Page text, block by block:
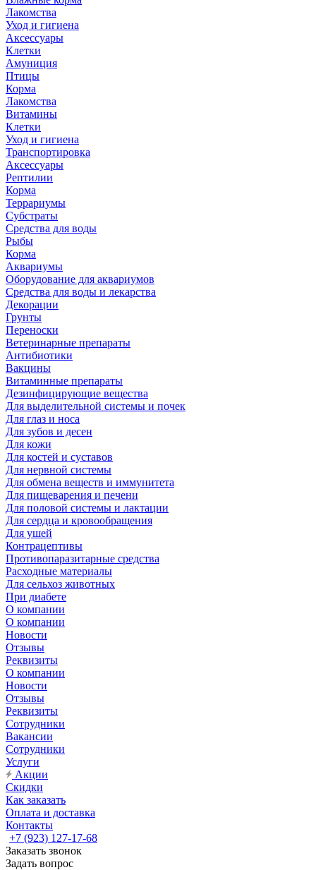
Лакомства
Уход и гигиена
Аксессуары
Клетки
Амуниция
Птицы
Корма
Лакомства
Витамины
Клетки
Уход и гигиена
Транспортировка
Аксессуары
Рептилии
Корма
Террариумы
Субстраты
Средства для воды
Рыбы
Корма
Аквариумы
Оборудование для аквариумов
Средства для воды и лекарства
Декорации
Грунты
Переноски
Ветеринарные препараты
Антибиотики
Вакцины
Витаминные препараты
Дезинфицирующие вещества
Для выделительной системы и почек
Для глаз и носа
Для зубов и десен
Для кожи
Для костей и суставов
Для нервной системы
Для обмена веществ и иммунитета
Для пищеварения и печени
Для половой системы и лактации
Для сердца и кровообращения
Для ушей
Контрацептивы
Противопаразитарные средства
Расходные материалы
Для сельхоз животных
При диабете
О компании
О компании
Новости
Отзывы
Реквизиты
О компании
Новости
Отзывы
Реквизиты
Сотрудники
Вакансии
Сотрудники
Услуги
Акции
Скидки
Как заказать
Оплата и доставка
Контакты
+7 (923) 127-17-68
Заказать звонок
Задать вопрос